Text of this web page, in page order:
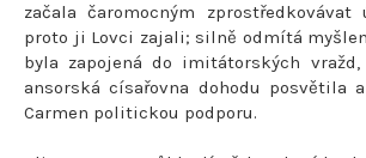
začala čaromocným
proto ji Lovci zajali; silně odmítá
byla zapojená do imitátorských
ansorská císařovna dohodu posvětila
Carmen politickou podporu.